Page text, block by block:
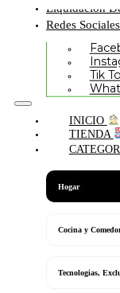
Liquidación
Redes Sociales
Tik
INICIO
TIENDA
Hogar
Cocina y
Tecnologias,